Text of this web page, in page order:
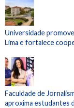
Universidade
Lima e fortalece
Faculdade de
aproxima estudantes